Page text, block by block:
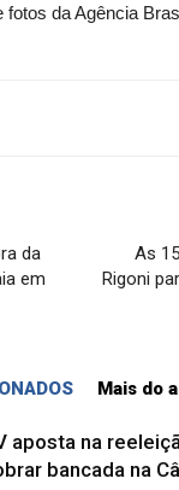
da Agência
da
em
As
Rigoni
Mais do
aposta na
bancada na